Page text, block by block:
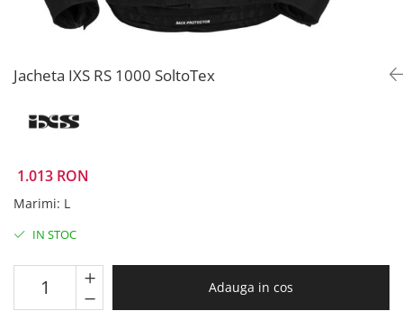
Incaltaminte Barbati
Touring
Sport
Urban
Touring
Imbracaminte functionala
Echipamente de ploaie
Proiectoare
Sisteme comunicatie
Suport telefon
Jacheta IXS RS 1000 SoltoTex
1.013 RON
Marimi: L
IN STOC
Adauga in cos